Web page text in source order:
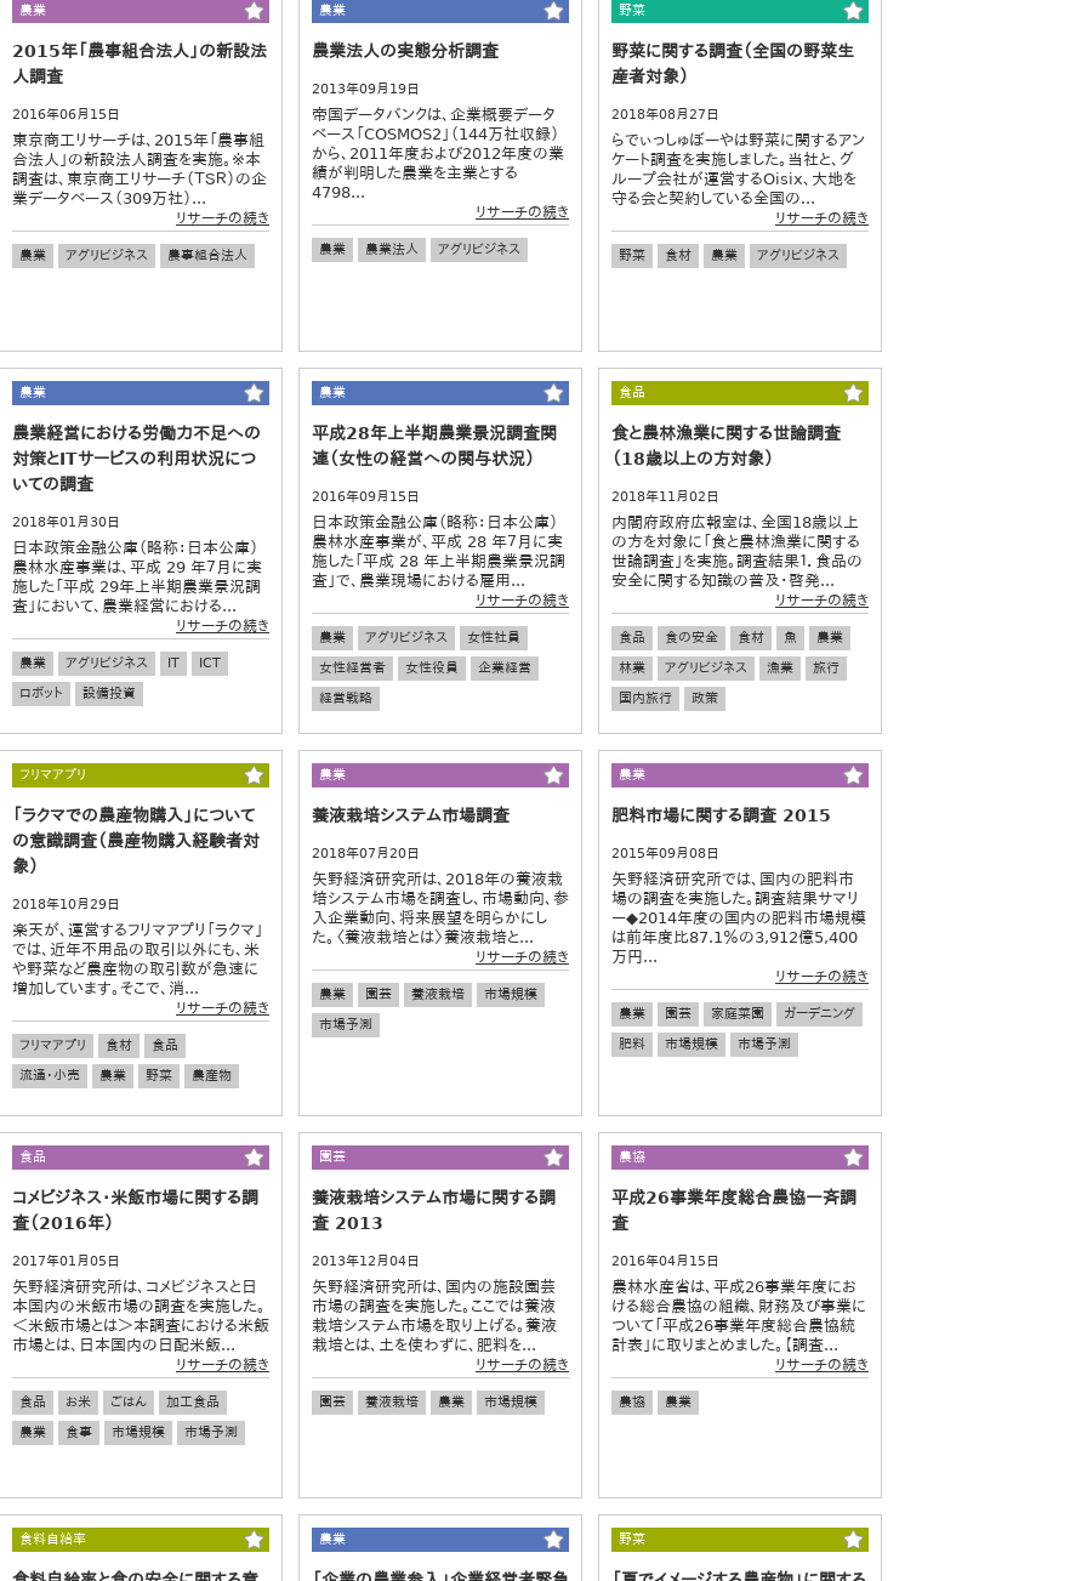
農業
2015年「農事組合法人」の新設法
人調査
2016年06月15日
東京商工リサーチは、2015年「農事組
合法人」の新設法人調査を実施。※本
調査は、東京商工リサーチ（ＴＳＲ）の企
業データベース（309万社）...
リサーチの続き
農業 アグリビジネス 農事組合法人
農業
農業法人の実態分析調査
2013年09月19日
帝国データバンクは、企業概要データ
ベース「COSMOS2」（144万社収録）
から、2011年度および2012年度の業
績が判明した農業を主業とする
4798...
リサーチの続き
農業 農業法人 アグリビジネス
野菜
野菜に関する調査（全国の野菜生
産者対象）
2018年08月27日
らでぃっしゅぼーやは野菜に関するアン
ケート調査を実施しました。当社と、グ
ループ会社が運営するOisix、大地を
守る会と契約している全国の...
リサーチの続き
野菜 食材 農業 アグリビジネス
農業
農業経営における労働力不足への
対策とITサービスの利用状況につ
いての調査
2018年01月30日
日本政策金融公庫（略称：日本公庫）
農林水産事業は、平成 29 年７月に実
施した「平成 29年上半期農業景況調
査」において、農業経営における...
リサーチの続き
農業 アグリビジネス IT
ICT
ロボット
設備投資
農業
平成28年上半期農業景況調査関
連（女性の経営への関与状況）
2016年09月15日
日本政策金融公庫（略称：日本公庫）
農林水産事業が、平成 28 年７月に実
施した「平成 28 年上半期農業景況調
査」で、農業現場における雇用...
リサーチの続き
農業 アグリビジネス
女性社員
女性経営者
女性役員
企業経営
経営戦略
食品
食と農林漁業に関する世論調査
（18歳以上の方対象）
2018年11月02日
内閣府政府広報室は、全国18歳以上
の方を対象に「食と農林漁業に関する
世論調査」を実施。調査結果１．食品の
安全に関する知識の普及・啓発...
リサーチの続き
食品 食の安全 食材 魚
農業
林業
アグリビジネス 漁業
旅行
国内旅行
政策
フリマアプリ
「ラクマでの農産物購入」について
の意識調査（農産物購入経験者対
象）
2018年10月29日
楽天が、運営するフリマアプリ「ラクマ」
では、近年不用品の取引以外にも、米
や野菜など農産物の取引数が急速に
増加しています。そこで、消...
リサーチの続き
フリマアプリ 食材
食品
流通・小売
農業 野菜 農産物
農業
養液栽培システム市場調査
2018年07月20日
矢野経済研究所は、2018年の養液栽
培システム市場を調査し、市場動向、参
入企業動向、将来展望を明らかにし
た。〈養液栽培とは〉養液栽培と...
リサーチの続き
農業 園芸 養液栽培
市場規模
市場予測
農業
肥料市場に関する調査 2015
2015年09月08日
矢野経済研究所では、国内の肥料市
場の調査を実施した。調査結果サマリ
ー◆2014年度の国内の肥料市場規模
は前年度比87.1％の3,912億5,400
万円...
リサーチの続き
農業 園芸 家庭菜園
ガーデニング
肥料
市場規模 市場予測
食品
コメビジネス・米飯市場に関する調
査（2016年）
2017年01月05日
矢野経済研究所は、コメビジネスと日
本国内の米飯市場の調査を実施した。
＜米飯市場とは＞本調査における米飯
市場とは、日本国内の日配米飯...
リサーチの続き
食品 お米 ごはん
加工食品
農業
食事 市場規模 市場予測
園芸
養液栽培システム市場に関する調
査 2013
2013年12月04日
矢野経済研究所は、国内の施設園芸
市場の調査を実施した。ここでは養液
栽培システム市場を取り上げる。養液
栽培とは、土を使わずに、肥料を...
リサーチの続き
園芸 養液栽培 農業 市場規模
農協
平成26事業年度総合農協一斉調
査
2016年04月15日
農林水産省は、平成26事業年度にお
ける総合農協の組織、財務及び事業に
ついて「平成26事業年度総合農協統
計表」に取りまとめました。【調査...
リサーチの続き
農協 農業
食料自給率 農業 野菜